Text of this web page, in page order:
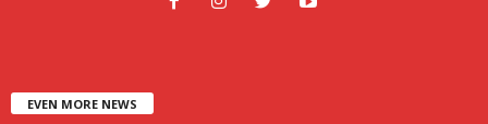
EVEN MORE NEWS